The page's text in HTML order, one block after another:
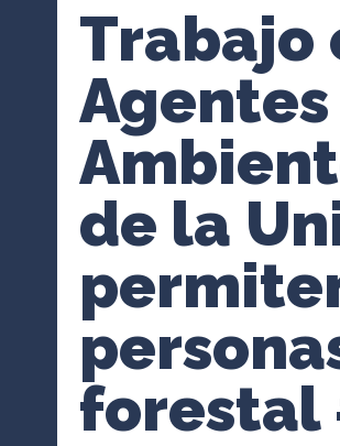
Trabajo
de la
forestal